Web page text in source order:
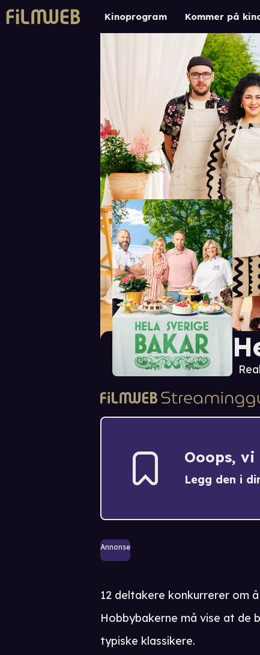
Kinoprogram Kommer på
Ooops,
Legg den i
Annonse
12 deltakere konkurrerer om
Hobbybakerne må vise at de
typiske klassikere.